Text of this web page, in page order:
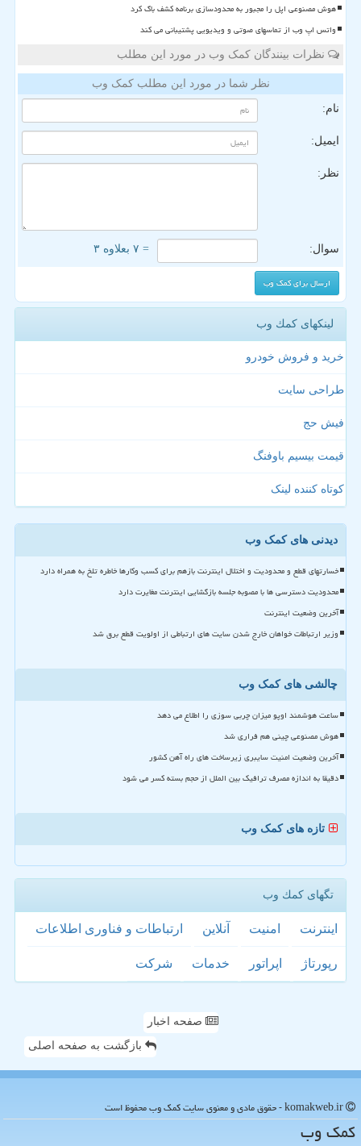
هوش مصنوعی اپل را مجبور به محدودسازی برنامه کشف باگ کرد
واتس اپ وب از تماسهای صوتی و ویدیویی پشتیبانی می کند
نظرات بینندگان کمک وب در مورد این مطلب
نظر شما در مورد این مطلب کمک وب
نام:
ایمیل:
نظر:
سوال: = ۷ بعلاوه ۳
لینکهای كمك وب
خرید و فروش خودرو
طراحی سایت
فیش حج
قیمت بیسیم باوفنگ
کوتاه کننده لینک
دیدنی های کمک وب
خسارتهای قطع و محدودیت و اختلال اینترنت بازهم برای کسب وکارها خاطره تلخ به همراه دارد
محدودیت دسترسی ها با مصوبه جلسه بازگشایی اینترنت مغایرت دارد
آخرین وضعیت اینترنت
وزیر ارتباطات خواهان خارج شدن سایت های ارتباطی از اولویت قطع برق شد
چالشی های کمک وب
ساعت هوشمند اوپو میزان چربی سوزی را اطلاع می دهد
هوش مصنوعی چینی هم فراری شد
آخرین وضعیت امنیت سایبری زیرساخت های راه آهن کشور
دقیقا به اندازه مصرف ترافیک بین الملل از حجم بسته کسر می شود
تازه های کمک وب
تگهای كمك وب
اینترنت امنیت آنلاین ارتباطات و فناوری اطلاعات
رپورتاژ اپراتور خدمات شركت
صفحه اخبار
بازگشت به صفحه اصلی
كمك وب